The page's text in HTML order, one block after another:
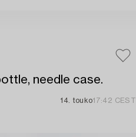
needle case.
14. touko17:42 CEST